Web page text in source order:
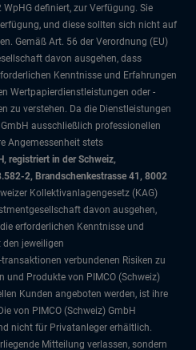
definiert, zur Verfügung. Sie
und diese sollten sich nicht auf
Gemäß Art. 56 der Verordnung (EU)
davon ausgehen, dass
Kenntnisse und Erfahrungen
Wertpapierdienstleistungen oder -
zu verstehen. Da die Dienstleistungen
ausschließlich professionellen
Angemessenheit stets
registriert in der Schweiz,
2, Brandschenkestrasse 41, 8002
Kollektivanlagengesetz (KAG)
davon ausgehen,
erforderlichen Kenntnisse und
jeweiligen
verbundenen Risiken zu
und Produkte von PIMCO (Schweiz)
Kunden angeboten werden, ist ihre
von PIMCO (Schweiz) GmbH
nicht für Privatanleger erhältlich.
Mitteilung verlassen, sondern